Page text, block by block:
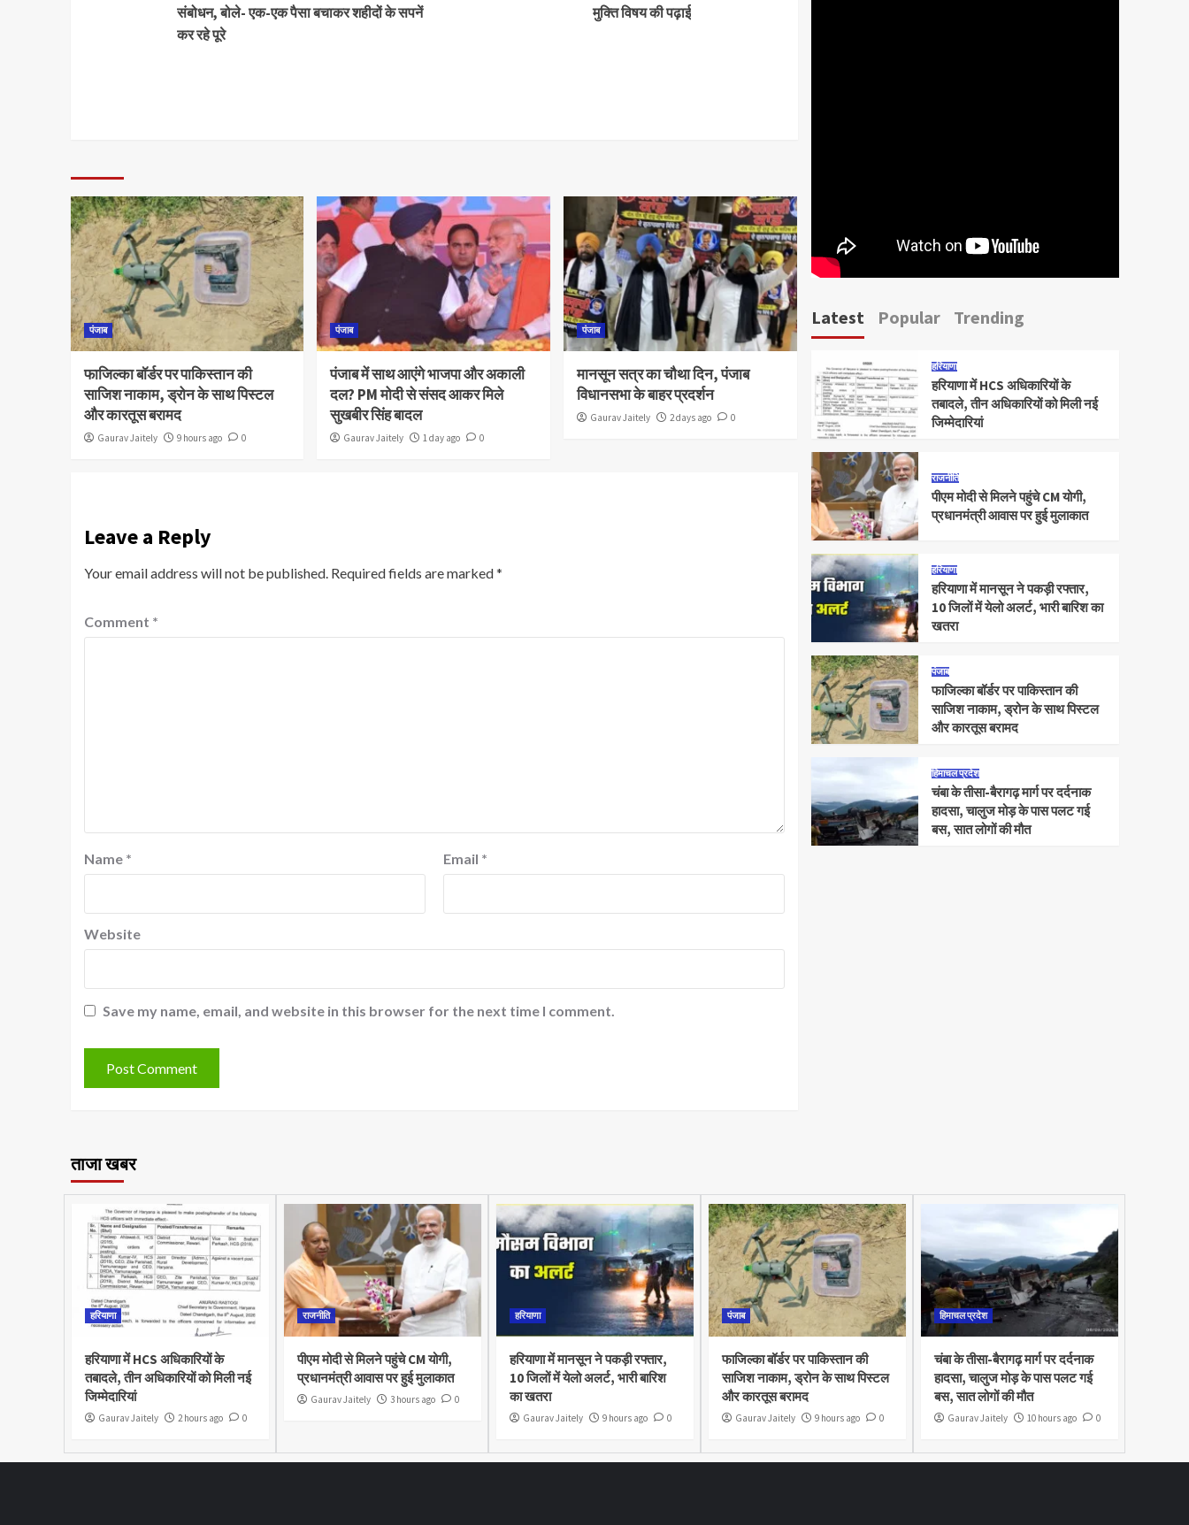
संबोधन, बोले- एक-एक पैसा बचाकर शहीदों के सपनें
कर रहे पूरे
मुक्ति विषय की पढ़ाई
पंजाब
फाजिल्का बॉर्डर पर पाकिस्तान की
साजिश नाकाम, ड्रोन के साथ पिस्टल
और कारतूस बरामद
Gaurav Jaitely 9 hours ago 0
पंजाब
पंजाब में साथ आएंगे भाजपा और अकाली
दल? PM मोदी से संसद आकर मिले
सुखबीर सिंह बादल
Gaurav Jaitely 1 day ago 0
पंजाब
मानसून सत्र का चौथा दिन, पंजाब
विधानसभा के बाहर प्रदर्शन
Gaurav Jaitely 2 days ago 0
Leave a Reply
Your email address will not be published. Required fields are marked*
Comment *
Name * Email *
Website
Save my name, email, and website in this browser for the next time I comment.
Latest Popular Trending
हरियाणा
हरियाणा में HCS अधिकारियों के
तबादले, तीन अधिकारियों को मिली नई
जिम्मेदारियां
राजनीति
पीएम मोदी से मिलने पहुंचे CM योगी,
प्रधानमंत्री आवास पर हुई मुलाकात
हरियाणा
हरियाणा में मानसून ने पकड़ी रफ्तार,
10 जिलों में येलो अलर्ट, भारी बारिश का
खतरा
पंजाब
फाजिल्का बॉर्डर पर पाकिस्तान की
साजिश नाकाम, ड्रोन के साथ पिस्टल
और कारतूस बरामद
हिमाचल प्रदेश
चंबा के तीसा-बैरागढ़ मार्ग पर दर्दनाक
हादसा, चालुज मोड़ के पास पलट गई
बस, सात लोगों की मौत
ताजा खबर
हरियाणा
हरियाणा में HCS अधिकारियों के
तबादले, तीन अधिकारियों को मिली नई
जिम्मेदारियां
Gaurav Jaitely 2 hours ago 0
राजनीति
पीएम मोदी से मिलने पहुंचे CM योगी,
प्रधानमंत्री आवास पर हुई मुलाकात
Gaurav Jaitely 3 hours ago 0
हरियाणा
हरियाणा में मानसून ने पकड़ी रफ्तार,
10 जिलों में येलो अलर्ट, भारी बारिश
का खतरा
Gaurav Jaitely 9 hours ago 0
पंजाब
फाजिल्का बॉर्डर पर पाकिस्तान की
साजिश नाकाम, ड्रोन के साथ पिस्टल
और कारतूस बरामद
Gaurav Jaitely 9 hours ago 0
हिमाचल प्रदेश
चंबा के तीसा-बैरागढ़ मार्ग पर दर्दनाक
हादसा, चालुज मोड़ के पास पलट गई
बस, सात लोगों की मौत
Gaurav Jaitely 10 hours ago 0